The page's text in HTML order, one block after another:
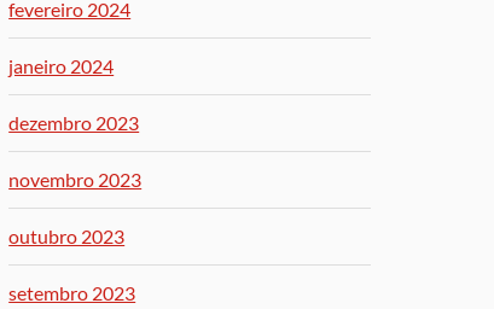
fevereiro 2024
janeiro 2024
dezembro 2023
novembro 2023
outubro 2023
setembro 2023